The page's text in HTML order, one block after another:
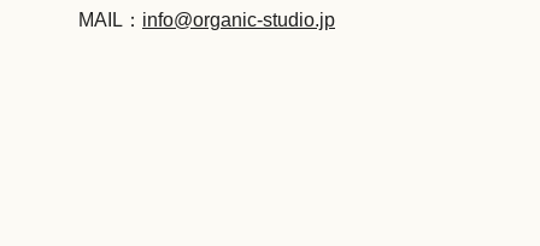
MAIL： info@organic-studio.jp